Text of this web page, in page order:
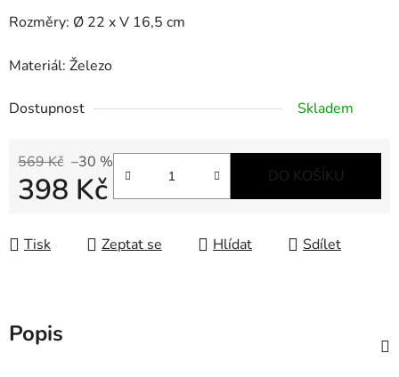
Rozměry: Ø 22 x V 16,5 cm
Materiál: Železo
Dostupnost Skladem
569 Kč –30 %
398 Kč DO KOŠÍKU
Tisk Zeptat se Hlídat Sdílet
Popis